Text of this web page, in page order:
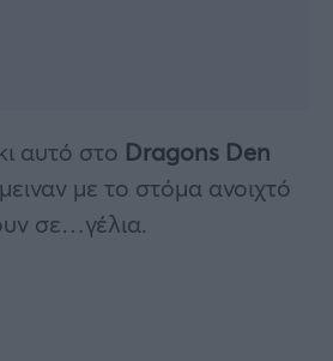
αυτό στο Dragons Den
με το στόμα ανοιχτό
σε…γέλια.